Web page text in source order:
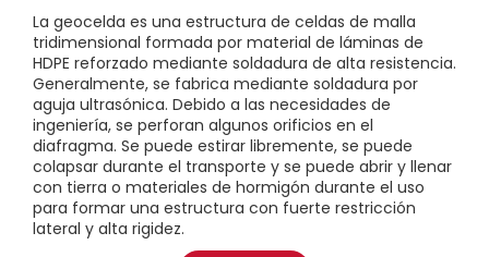
La geocelda es una estructura de celdas de malla
tridimensional formada por material de láminas de
HDPE reforzado mediante soldadura de alta resistencia.
Generalmente, se fabrica mediante soldadura por
aguja ultrasónica. Debido a las necesidades de
ingeniería, se perforan algunos orificios en el
diafragma. Se puede estirar libremente, se puede
colapsar durante el transporte y se puede abrir y llenar
con tierra o materiales de hormigón durante el uso
para formar una estructura con fuerte restricción
lateral y alta rigidez.